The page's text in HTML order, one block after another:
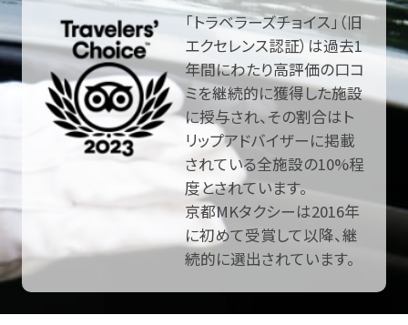
「トラベラーズチョイス」（旧
エクセレンス認証）は過去1
年間にわたり高評価の口コ
ミを継続的に獲得した施設
に授与され、その割合はト
リップアドバイザーに掲載
されている全施設の10%程
度とされています。
京都MKタクシーは2016年
に初めて受賞して以降、継
続的に選出されています。